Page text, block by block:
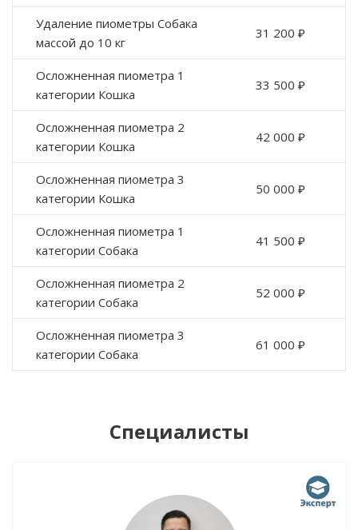
Удаление пиометры Собака
массой до 10 кг
31 200 ₽
Осложненная пиометра 1
категории Кошка
33 500 ₽
Осложненная пиометра 2
категории Кошка
42 000 ₽
Осложненная пиометра 3
категории Кошка
50 000 ₽
Осложненная пиометра 1
категории Собака
41 500 ₽
Осложненная пиометра 2
категории Собака
52 000 ₽
Осложненная пиометра 3
категории Собака
61 000 ₽
Специалисты